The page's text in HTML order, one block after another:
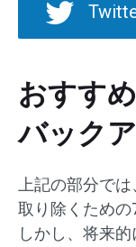
おすす
バック
上記の部分で
取り除くための
しかし、将来